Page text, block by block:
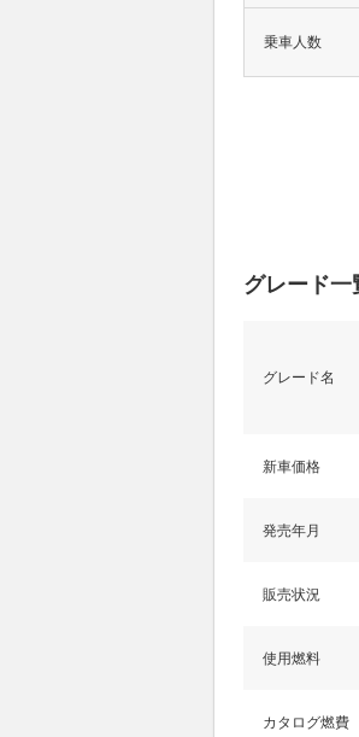
乗車人数
グレード一
グレード名
新車価格
発売年月
販売状況
使用燃料
カタログ燃費